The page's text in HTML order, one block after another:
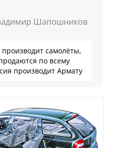
Шапошников
самолёты,
по всему
производит Армату